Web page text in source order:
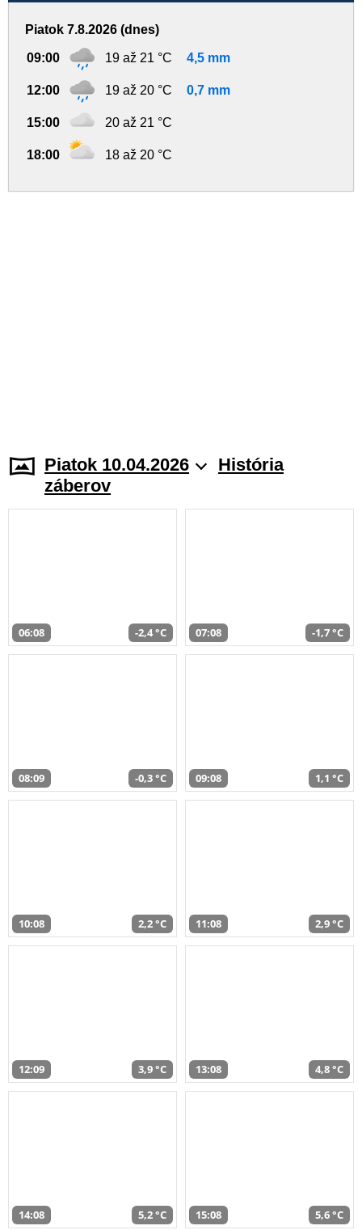
Piatok 7.8.2026 (dnes)
09:00 19 až 21 °C 4,5 mm
12:00 19 až 20 °C 0,7 mm
15:00 20 až 21 °C
18:00 18 až 20 °C
Piatok 10.04.2026
História
záberov
06:08 -2,4 °C 07:08 -1,7 °C
08:09 -0,3 °C 09:08 1,1 °C
10:08 2,2 °C 11:08 2,9 °C
12:09 3,9 °C 13:08 4,8 °C
14:08 5,2 °C 15:08 5,6 °C